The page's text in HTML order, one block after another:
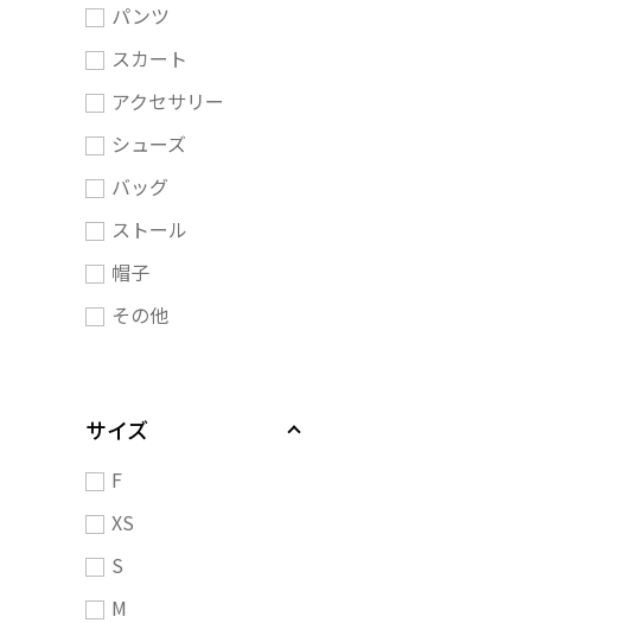
パンツ
スカート
アクセサリー
シューズ
バッグ
ストール
帽子
その他
サイズ
F
XS
S
M